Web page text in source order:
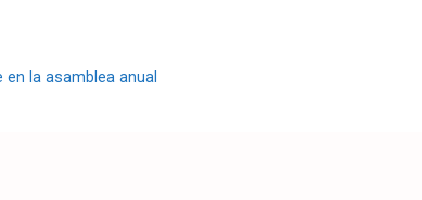
la asamblea anual